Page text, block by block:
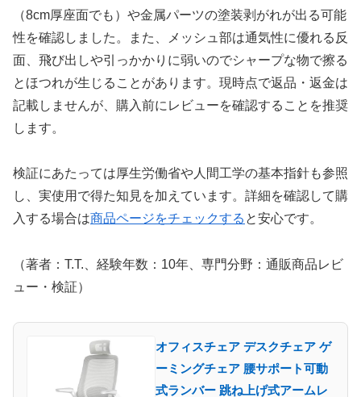
（8cm厚座面でも）や金属パーツの塗装剥がれが出る可能
性を確認しました。また、メッシュ部は通気性に優れる反
面、飛び出しや引っかかりに弱いのでシャープな物で擦る
とほつれが生じることがあります。現時点で返品・返金は
記載しませんが、購入前にレビューを確認することを推奨
します。
検証にあたっては厚生労働省や人間工学の基本指針も参照
し、実使用で得た知見を加えています。詳細を確認して購
入する場合は商品ページをチェックする と安心です。
（著者：T.T.、経験年数：10年、専門分野：通販商品レビ
ュー・検証）
オフィスチェア デスクチェア ゲ
ーミングチェア 腰サポート可動
式ランバー 跳ね上げ式アームレ